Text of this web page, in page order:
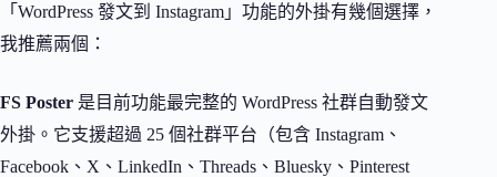
「WordPress 發文到 Instagram」功能的外掛有幾個選擇，
我推薦兩個：
FS Poster 是目前功能最完整的 WordPress 社群自動發文
外掛。它支援超過 25 個社群平台（包含 Instagram、
Facebook、X、LinkedIn、Threads、Bluesky、Pinterest